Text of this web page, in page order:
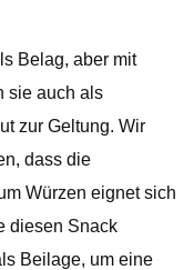
Belag, aber mit
sie auch als
zur Geltung. Wir
dass die
Würzen eignet sich
diesen Snack
Beilage, um eine